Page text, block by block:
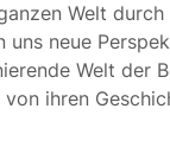
Welt
neue
Welt der
ihren